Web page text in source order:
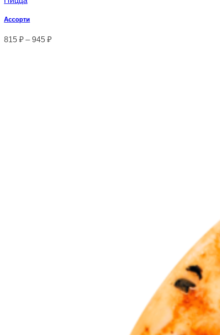
Ассорти
815 ₽ – 945 ₽